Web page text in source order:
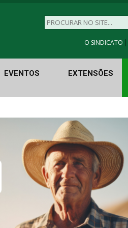
O SINDICATO |
EVENTOS EXTENSÕES